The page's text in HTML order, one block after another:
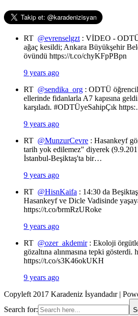
RT @evrenselgzt : VİDEO -
ağaç kesildi; Ankara Büyükşehir
övündü https://t.co/chyKFpPBpn
9 years ago
RT @sendika_org : ODTÜ
ellerinde fidanlarla A7 kapısına
karşıladı. #ODTÜyeSahipÇık
9 years ago
RT @MunzurCevre : Hasankeyf
tarih yok edilemez" diyerek
İstanbul-Beşiktaş'ta bir…
9 years ago
RT @HisnKaifa : 14:30 da
Hasankeyf ve Dicle Vadisinde
https://t.co/brmRzURoke
9 years ago
RT @ozer_akdemir: Ekoloji
gözaltına alınmasına tepki
https://t.co/s3K46okUKH
9 years ago
Copyleft 2017 Karadeniz İsyandadır |
Search for: